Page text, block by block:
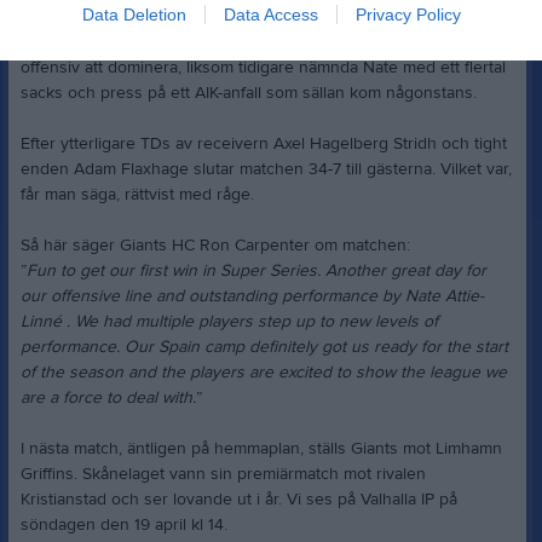
Data Deletion Data Access Privacy Policy
offensiv att dominera, liksom tidigare nämnda Nate med ett flertal
sacks och press på ett AIK-anfall som sällan kom någonstans.
Efter ytterligare TDs av receivern Axel Hagelberg Stridh och tight
enden Adam Flaxhage slutar matchen 34-7 till gästerna. Vilket var,
får man säga, rättvist med råge.
Så här säger Giants HC Ron Carpenter om matchen:
”Fun to get our first win in Super Series. Another great day for
our offensive line and outstanding performance by Nate Attie-
Linné . We had multiple players step up to new levels of
performance. Our Spain camp definitely got us ready for the start
of the season and the players are excited to show the league we
are a force to deal with.”
I nästa match, äntligen på hemmaplan, ställs Giants mot Limhamn
Griffins. Skånelaget vann sin premiärmatch mot rivalen
Kristianstad och ser lovande ut i år. Vi ses på Valhalla IP på
söndagen den 19 april kl 14.